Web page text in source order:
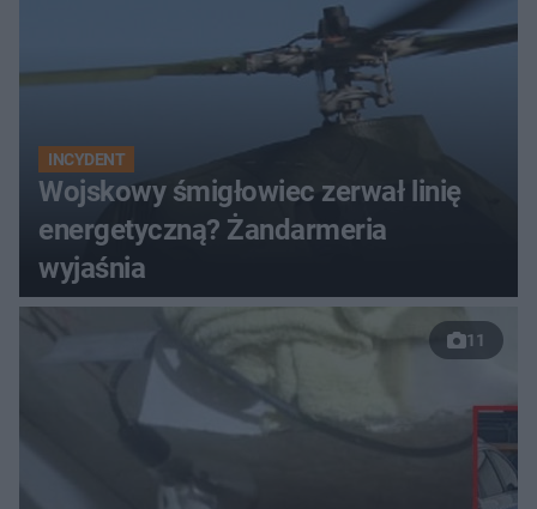
INCYDENT
Wojskowy śmigłowiec zerwał linię
energetyczną? Żandarmeria
wyjaśnia
11